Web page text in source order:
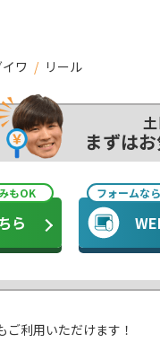
ワ / リール
まずは
もOK
ら
フォームな
利用いただけます！